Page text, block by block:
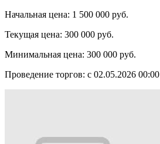
Начальная цена: 1 500 000 руб.
Текущая цена: 300 000 руб.
Минимальная цена: 300 000 руб.
Проведение торгов: с 02.05.2026 00:00